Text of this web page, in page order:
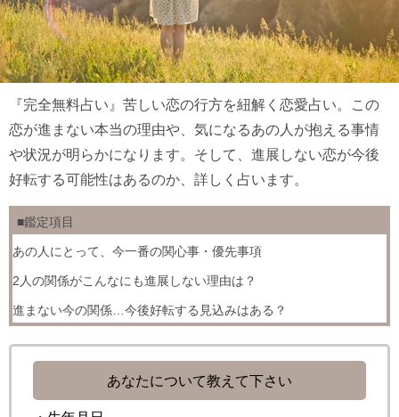
『完全無料占い』苦しい恋の行方を紐解く恋愛占い。この
恋が進まない本当の理由や、気になるあの人が抱える事情
や状況が明らかになります。そして、進展しない恋が今後
好転する可能性はあるのか、詳しく占います。
■鑑定項目
あの人にとって、今一番の関心事・優先事項
2人の関係がこんなにも進展しない理由は？
進まない今の関係…今後好転する見込みはある？
あなたについて教えて下さい